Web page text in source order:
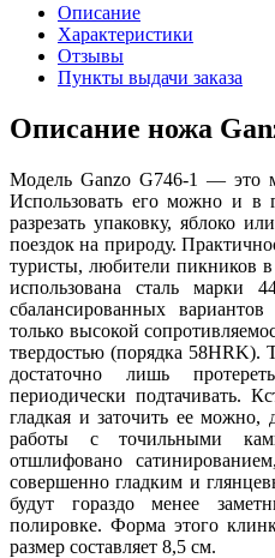
Описание
Характеристики
Отзывы
Пункты выдачи заказа
Описание ножа
Модель Ganzo G746-1 — это
Использовать его можно и в
разрезать упаковку, яблоко
поездок на природу.
туристы, любители пикников
использована сталь марки
сбалансированных
только высокой
твердостью (порядка 58HRK).
достаточно лишь
периодически подтачивать.
гладкая и заточить ее
работы с точильными
отшлифовано
совершенно гладким и
будут гораздо менее
полировке. Форма этого
размер составляет 8,5 см.